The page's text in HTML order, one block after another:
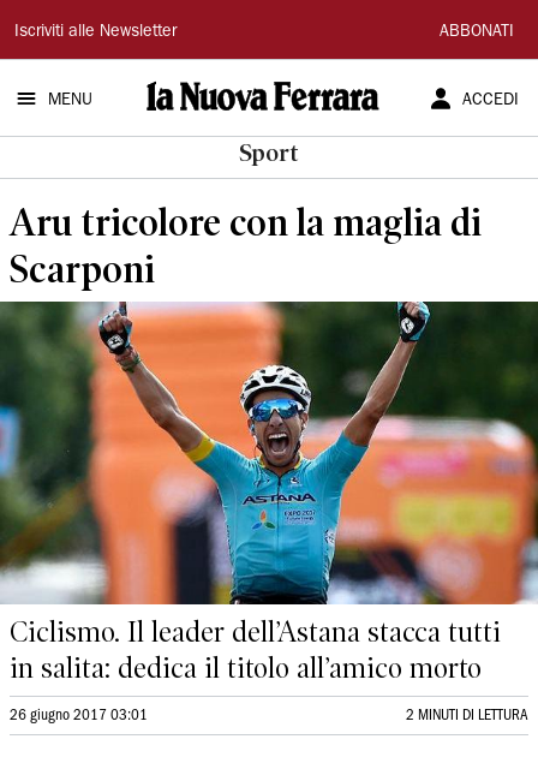
La
Nuova
Ferrara
Iscriviti alle Newsletter ABBONATI
MENU ACCEDI
Sport
Aru tricolore con la maglia di
Scarponi
Ciclismo. Il leader dell’Astana stacca tutti
in salita: dedica il titolo all’amico morto
26 giugno 2017 03:01 2 MINUTI DI LETTURA